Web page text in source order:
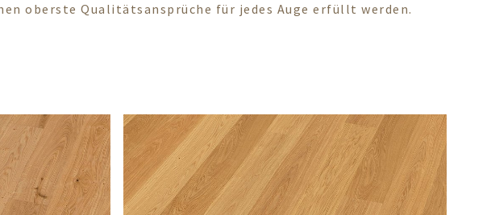
oberste Qualitätsansprüche für jedes Auge erfüllt werden.